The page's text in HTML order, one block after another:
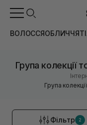
ВОЛОССЯОБЛИЧЧЯ
Група колекції
Група
Фільтр 2